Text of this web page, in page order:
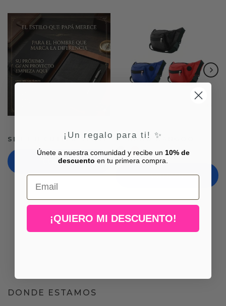
SET EJECUTIVO SENSE
COTIZAR
BANANO KANGOO
COTIZAR
DONDE ESTAMOS
¡Un regalo para ti! ✨
Únete a nuestra comunidad y recibe un 10% de
descuento en tu primera compra.
Email
¡QUIERO MI DESCUENTO!